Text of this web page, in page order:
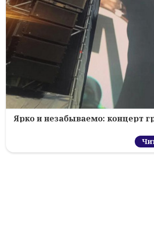
Ярко и незабываемо: концерт